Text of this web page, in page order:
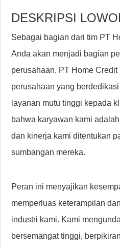
DESKRIPSI
Sebagai bagian dari tim PT
Anda akan menjadi bagian
perusahaan. PT Home
perusahaan yang
layanan mutu tinggi kepada
bahwa karyawan kami
dan kinerja kami ditentukan
sumbangan mereka.
Peran ini menyajikan
memperluas keterampilan
industri kami. Kami
bersemangat tinggi,